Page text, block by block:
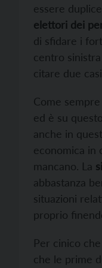
essere
elettori dei
di sfidare i
centro
citare due
Come sempre
ed è su
anche in
economica in
mancano. La
abbastanza
situazioni
proprio
Per cinico
che le prime